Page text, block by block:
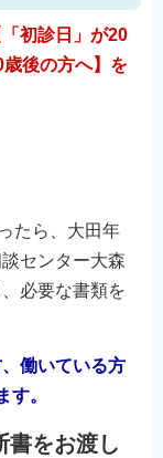
初診日」が20
後の方へ】を
たら、大田年
センター大森
必要な書類を
働いている方
す。
書をお渡し